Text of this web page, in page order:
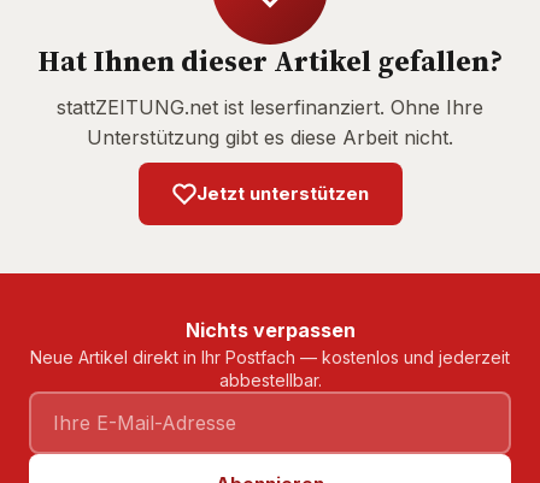
Hat Ihnen dieser Artikel gefallen?
stattZEITUNG.net ist leserfinanziert. Ohne Ihre
Unterstützung gibt es diese Arbeit nicht.
Jetzt unterstützen
Nichts verpassen
Neue Artikel direkt in Ihr Postfach — kostenlos und jederzeit
abbestellbar.